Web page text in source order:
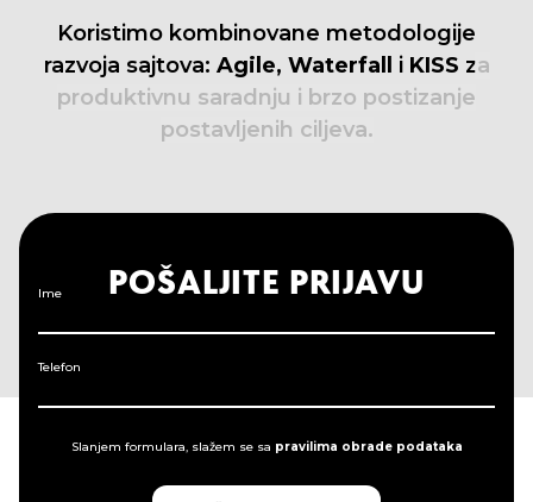
Koristimo kombinovane metodologije
razvoja sajtova: Agile, Waterfall i KISS za
produktivnu saradnju i brzo postizanje
postavljenih ciljeva.
Ime
Telefon
Slanjem formulara, slažem se sa pravilima obrade podataka
POŠALJITE PRIJAVU